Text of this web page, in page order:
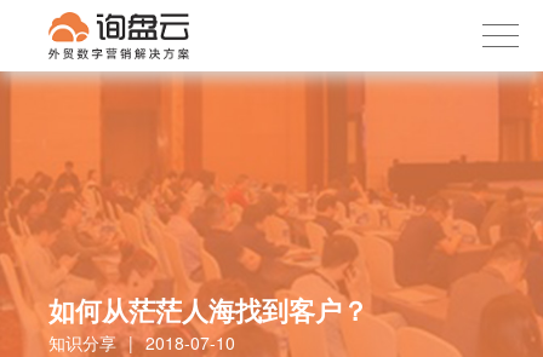
首页
客户案例
内容社区
关于我们
如何从茫茫人海找到客户？
知识分享 | 2018-07-10
下载APP